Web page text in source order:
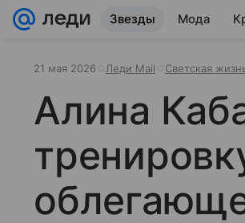
Звезды Мода
21 мая 2026 Леди Mail Светская
Алина